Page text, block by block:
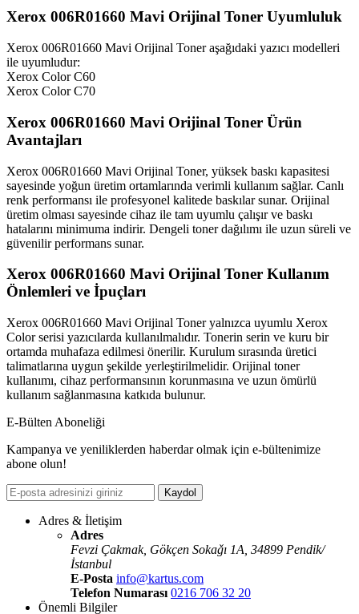
Xerox 006R01660 Mavi Orijinal Toner Uyumluluk
Xerox 006R01660 Mavi Orijinal Toner aşağıdaki yazıcı modelleri
ile uyumludur:
Xerox Color C60
Xerox Color C70
Xerox 006R01660 Mavi Orijinal Toner Ürün
Avantajları
Xerox 006R01660 Mavi Orijinal Toner, yüksek baskı kapasitesi
sayesinde yoğun üretim ortamlarında verimli kullanım sağlar. Canlı
renk performansı ile profesyonel kalitede baskılar sunar. Orijinal
üretim olması sayesinde cihaz ile tam uyumlu çalışır ve baskı
hatalarını minimuma indirir. Dengeli toner dağılımı ile uzun süreli ve
güvenilir performans sunar.
Xerox 006R01660 Mavi Orijinal Toner Kullanım
Önlemleri ve İpuçları
Xerox 006R01660 Mavi Orijinal Toner yalnızca uyumlu Xerox
Color serisi yazıcılarda kullanılmalıdır. Tonerin serin ve kuru bir
ortamda muhafaza edilmesi önerilir. Kurulum sırasında üretici
talimatlarına uygun şekilde yerleştirilmelidir. Orijinal toner
kullanımı, cihaz performansının korunmasına ve uzun ömürlü
kullanım sağlanmasına katkıda bulunur.
E-Bülten Aboneliği
Kampanya ve yeniliklerden haberdar olmak için e-bültenimize
abone olun!
Kaydol
Adres & İletişim
Adres
Fevzi Çakmak, Gökçen Sokaǧı 1A, 34899 Pendik/
İstanbul
E-Posta info@kartus.com
Telefon Numarası 0216 706 32 20
Önemli Bilgiler